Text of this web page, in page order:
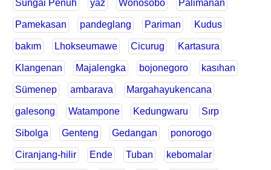
Sungai Penuh yaz Wonosobo Palimanan
Pamekasan pandeglang Pariman Kudus
bakım Lhokseumawe Cicurug Kartasura
Klangenan Majalengka bojonegoro kasıhan
Sümenep ambarava Margahayukencana
galesong Watampone Kedungwaru Sırp
Sibolga Genteng Gedangan ponorogo
Ciranjang-hilir Ende Tuban kebomalar